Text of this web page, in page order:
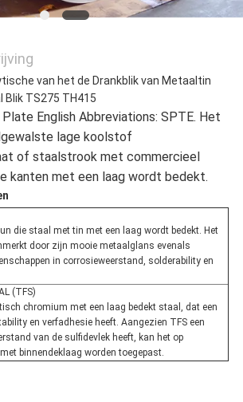
van het de Drankblik van Metaaltin
TS275 TH415
English Abbreviations: SPTE. Het
lage koolstof
of staalstrook met commercieel
kanten met een laag wordt bedekt.
die staal met tin met een laag wordt bedekt. Het
door zijn mooie metaalglans evenals
in corrosieweerstand, solderability en
(TFS)
chromium met een laag bedekt staal, dat een
en verfadhesie heeft. Aangezien TFS een
van de sulfidevlek heeft, kan het op
binnendeklaag worden toegepast.